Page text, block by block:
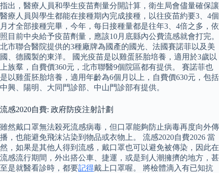
指出，醫療人員和學生疫苗劑量分開計算，衛生局會儘量確保讓
醫療人員與學生都能在接種期內完成接種，以往疫苗約要3、4個
月才全部接種完畢，今年，每日接種量都是往年3、4倍之多，依
照目前中央給予疫苗劑量，應該10月底縣內公費流感就會打完。
北市聯合醫院提供的3種廠牌為國產的國光、法國賽諾菲以及美
國、德國製的東洋。 國光疫苗是以雞蛋胚胎培養，適用於3歲以
上族羣，自費價360元，北市聯醫9個院區都有提供。 賽諾菲也
是以雞蛋胚胎培養，適用年齡為6個月以上，自費價630元，包括
中興、陽明、大同門診部、中山門診部有提供。
流感2020自費: 政府防疫注射計劃
雖然戴口罩無法殺死流感病毒，但口罩能夠防止病毒再度向外傳
播，也能避免飛沫沾染到物品或衣物上。 流感2020自費2026 當
然，如果是其他人得到流感，戴口罩也可以避免被傳染，因此在
流感流行期間，外出搭公車、捷運，或是到人潮擁擠的地方，甚
至是就醫看診時，都要記得戴上口罩喔。 將檢體滴入有已知抗